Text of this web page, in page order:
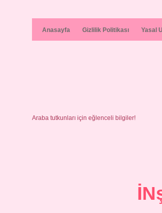
Anasayfa Gizlilik Politikası Yasal
Araba tutkunları için eğlenceli bilgiler!